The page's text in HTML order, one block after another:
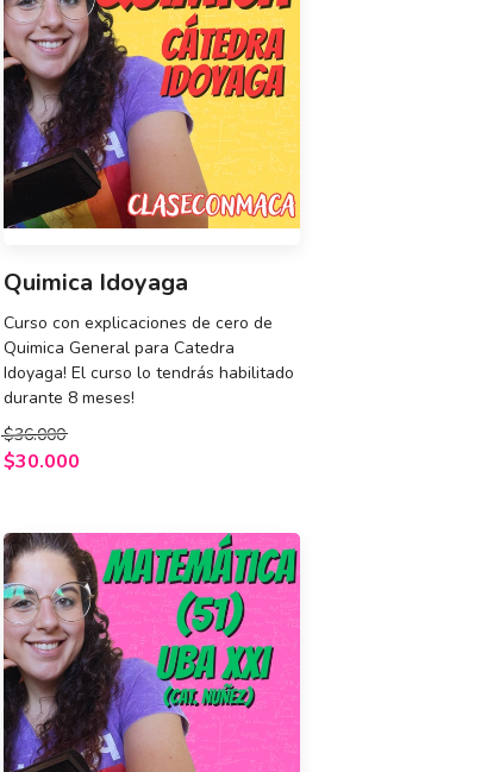
Quimica Idoyaga
Curso con explicaciones de cero de
Quimica General para Catedra
Idoyaga! El curso lo tendrás habilitado
durante 8 meses!
$36.000
$30.000